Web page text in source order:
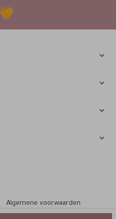
Algemene voorwaarden
© 2010-2025 Leintjes